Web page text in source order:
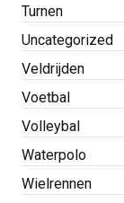
Turnen
Uncategorized
Veldrijden
Voetbal
Volleybal
Waterpolo
Wielrennen